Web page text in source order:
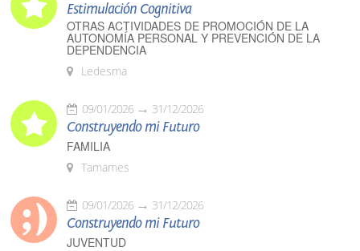
Estimulación Cognitiva
OTRAS ACTIVIDADES DE PROMOCIÓN DE LA
AUTONOMÍA PERSONAL Y PREVENCIÓN DE LA
DEPENDENCIA
Ledesma
09/01/2026 31/12/2026
Construyendo mi Futuro
FAMILIA
Tamames
09/01/2026 31/12/2026
Construyendo mi Futuro
JUVENTUD